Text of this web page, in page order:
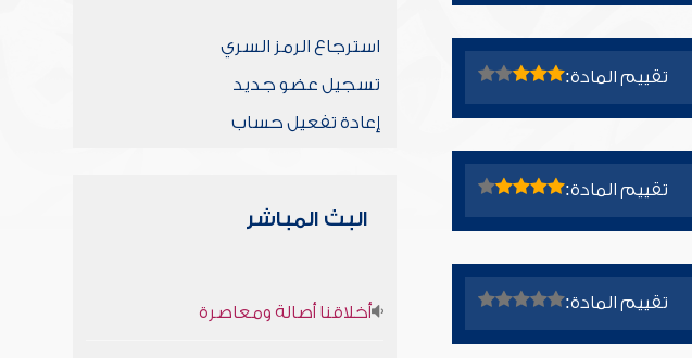
تقييم المادة:
تقييم المادة:
تقييم المادة:
استرجاع الرمز السري
تسجيل عضو جديد
إعادة تفعيل حساب
البث المباشر
أخلاقنا أصالة ومعاصرة